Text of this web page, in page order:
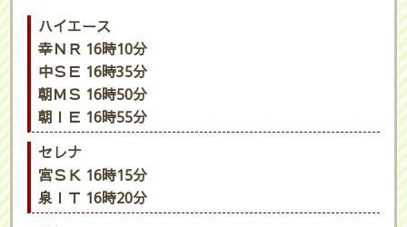
ハイエース
幸ＮＲ 16時10分
中ＳＥ 16時35分
朝ＭＳ 16時50分
朝ＩＥ 16時55分
セレナ
宮ＳＫ 16時15分
泉ＩＴ 16時20分